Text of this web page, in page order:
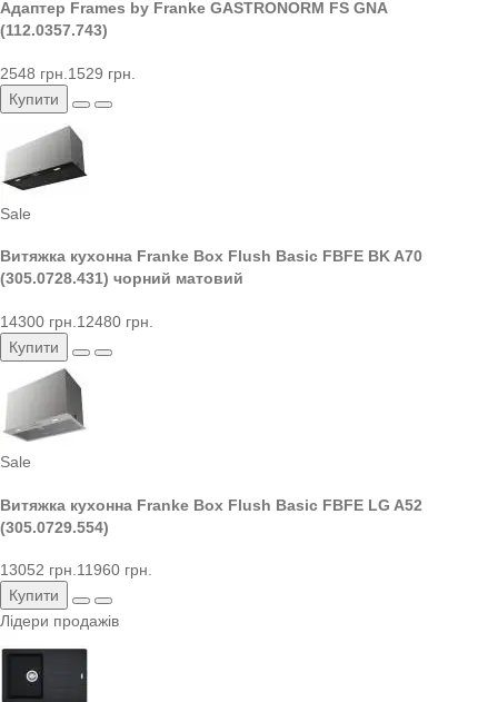
Адаптер Frames by Franke GASTRONORM FS GNA
(112.0357.743)
2548 грн. 1529 грн.
Купити
Sale
Витяжка кухонна Franke Box Flush Basic FBFE BK A70
(305.0728.431) чорний матовий
14300 грн. 12480 грн.
Купити
Sale
Витяжка кухонна Franke Box Flush Basic FBFE LG A52
(305.0729.554)
13052 грн.11960 грн.
Купити
Лідери продажів